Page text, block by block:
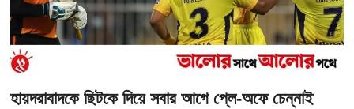
হায়দরাবাদকে ছিটকে দিয়ে সবার আগে প্লে-অফে চেন্নাই